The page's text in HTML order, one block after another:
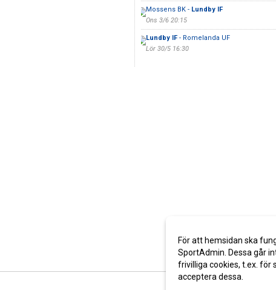
Mossens BK - Lundby IF
Ons 3/6 20:15
Lundby IF- Romelanda UF
Lör 30/5 16:30
För att hemsidan ska
SportAdmin. Dessa går
frivilliga cookies, t.ex. för
acceptera dessa.